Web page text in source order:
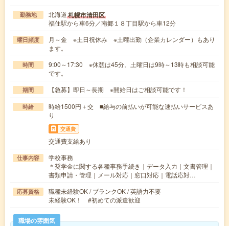
勤務地 北海道札幌市清田区
福住駅から車6分／南郷１８丁目駅から車12分
曜日頻度
月～金 ※土日祝休み ※土曜出勤（企業カレンダー）もあり
ます。
時間
9:00～17:30 ※休憩は45分。土曜日は9時～13時も相談可能
です。
期間 【急募】即日～長期 ※開始日はご相談可能です！
時給
時給1500円＋交 ■給与の前払いが可能な速払いサービスあ
り
交通費
交通費支給あり
仕事内容
学校事務
＊奨学金に関する各種事務手続き｜データ入力｜文書管理｜
書類申請・管理｜メール対応｜窓口対応｜電話応対…
応募資格
職種未経験OK / ブランクOK / 英語力不要
未経験OK！ #初めての派遣歓迎
職場の雰囲気